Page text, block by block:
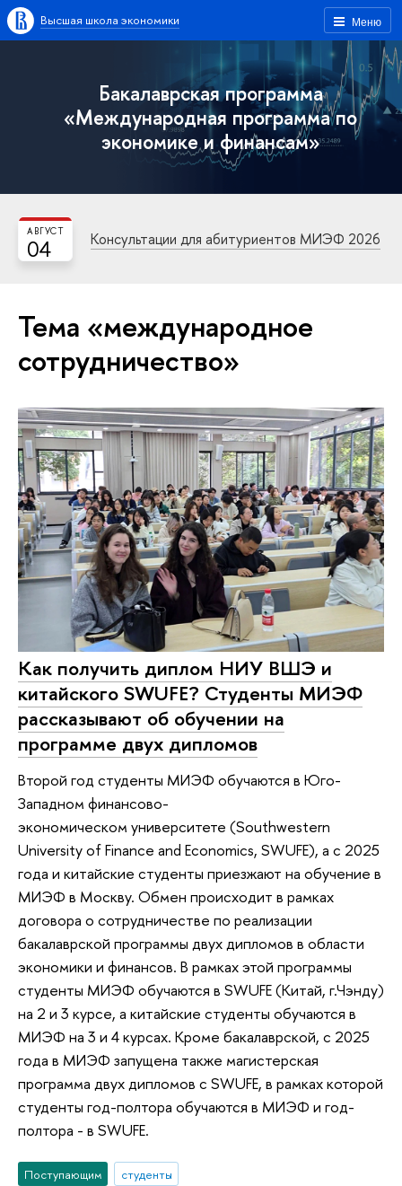
Меню
Высшая школа экономики
Бакалаврская программа
«Международная программа по
экономике и финансам»
04
АВГУСТ Консультации для абитуриентов МИЭФ 2026
Тема «международное
сотрудничество»
Как получить диплом НИУ ВШЭ и
китайского SWUFE? Студенты МИЭФ
рассказывают об обучении на
программе двух дипломов
Второй год студенты МИЭФ обучаются в Юго-
Западном финансово-
экономическом университете (Southwestern
University of Finance and Economics, SWUFE), а с 2025
года и китайские студенты приезжают на обучение в
МИЭФ в Москву. Обмен происходит в рамках
договора о сотрудничестве по реализации
бакалаврской программы двух дипломов в области
экономики и финансов. В рамках этой программы
студенты МИЭФ обучаются в SWUFE (Китай, г.Чэнду)
на 2 и 3 курсе, а китайские студенты обучаются в
МИЭФ на 3 и 4 курсах. Кроме бакалаврской, с 2025
года в МИЭФ запущена также магистерская
программа двух дипломов с SWUFE, в рамках которой
студенты год-полтора обучаются в МИЭФ и год-
полтора - в SWUFE.
Поступающим
студенты